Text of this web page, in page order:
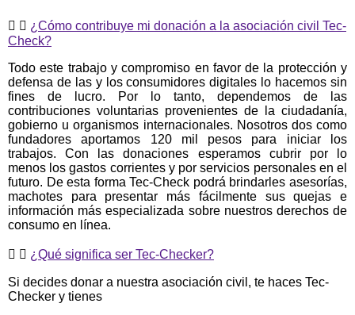
¿Cómo contribuye mi donación a la asociación civil Tec-
Check?
Todo este trabajo y compromiso en favor de la protección y
defensa de las y los consumidores digitales lo hacemos sin
fines de lucro. Por lo tanto, dependemos de las
contribuciones voluntarias provenientes de la ciudadanía,
gobierno u organismos internacionales. Nosotros dos como
fundadores aportamos 120 mil pesos para iniciar los
trabajos. Con las donaciones esperamos cubrir por lo
menos los gastos corrientes y por servicios personales en el
futuro. De esta forma Tec-Check podrá brindarles asesorías,
machotes para presentar más fácilmente sus quejas e
información más especializada sobre nuestros derechos de
consumo en línea.
¿Qué significa ser Tec-Checker?
Si decides donar a nuestra asociación civil, te haces Tec-
Checker y tienes